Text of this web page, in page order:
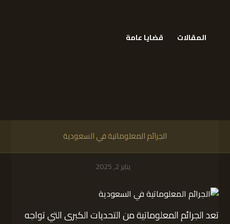
المقالات قضايا عامة
الجرائم المعلوماتية في السعودية
يناير 2, 2025
تعد الجرائم المعلوماتية من التحديات الكبرى التي تواجه